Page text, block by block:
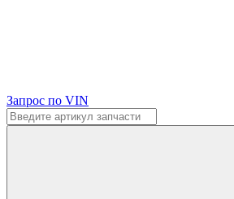
Запрос по VIN